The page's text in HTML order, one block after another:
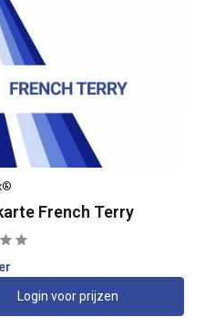
French Terry
Login voor prijzen